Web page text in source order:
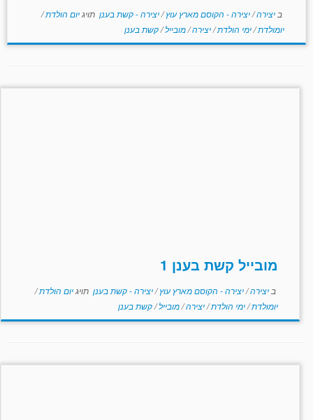
ב יצירה/יצירה - הקוסם מארץ עוץ/יצירה - קשת בענן תויגיום הולדת/
יומולדת/ימי הולדת/יצירה/מובייל/קשת בענן
מובייל קשת בענן 1
ב יצירה/יצירה - הקוסם מארץ עוץ/יצירה - קשת בענן תויגיום הולדת/
יומולדת/ימי הולדת/יצירה/מובייל/קשת בענן